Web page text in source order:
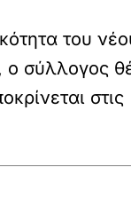
του
σύλλογος
στις